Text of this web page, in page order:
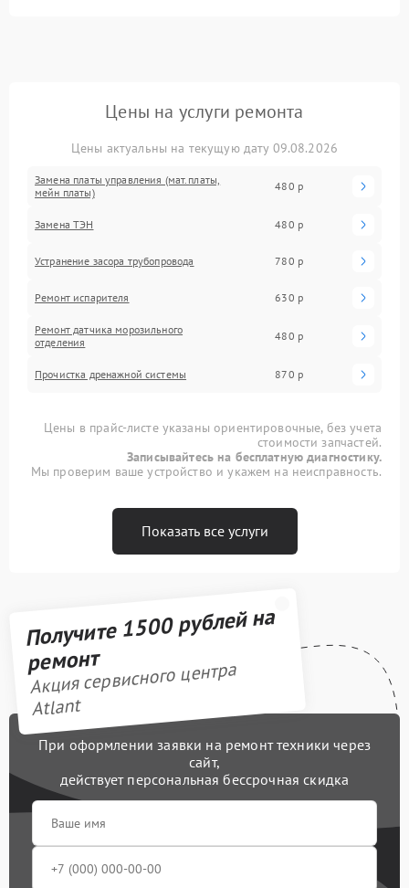
Цены на услуги ремонта
Цены актуальны на текущую дату 09.08.2026
Замена платы управления (мат.платы,
мейн платы)
480 р
Замена ТЭН 480 р
Устранение засора трубопровода 780 р
Ремонт испарителя 630 р
Ремонт датчика морозильного
отделения
480 р
Прочистка дренажной системы 870 р
Цены в прайс-листе указаны ориентировочные, без учета
стоимости запчастей.
Записывайтесь на бесплатную диагностику.
Мы проверим ваше устройство и укажем на неисправность.
Показать все услуги
Получите 1500 рублей на
ремонт
Акция сервисного центра
Atlant
При оформлении заявки на ремонт техники через
сайт,
действует персональная бессрочная скидка